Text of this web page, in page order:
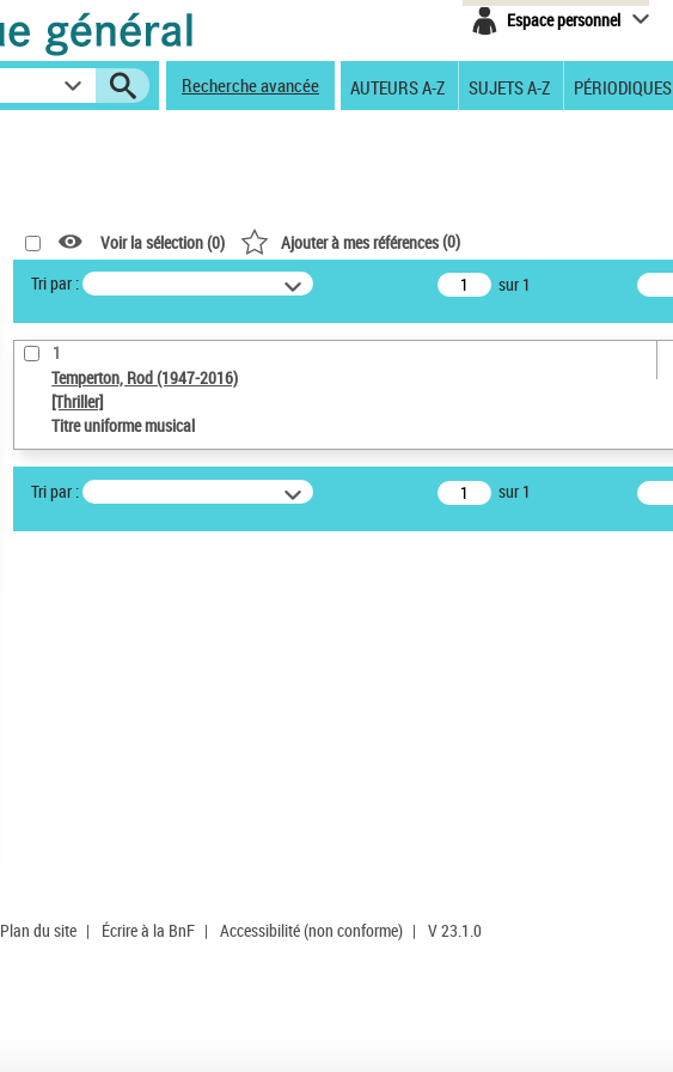
Espace personnel
Recherche avancée AUTEURS A-Z SUJETS A-Z PÉRIODIQUES
Voir la sélection (0) Ajouter à mes références(0)
Tri par :
sur 1
1
Temperton, Rod (1947-2016)
[Thriller]
Titre uniforme musical
Tri par : sur 1
Plan du site | Écrire à la BnF | Accessibilité (non conforme) | V 23.1.0